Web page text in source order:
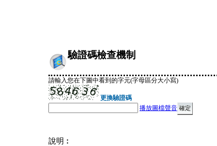
驗證碼檢查機制
請輸入您在下圖中看到的字元(字母區分大小寫)
更換驗證碼
播放圖檔聲音
說明︰